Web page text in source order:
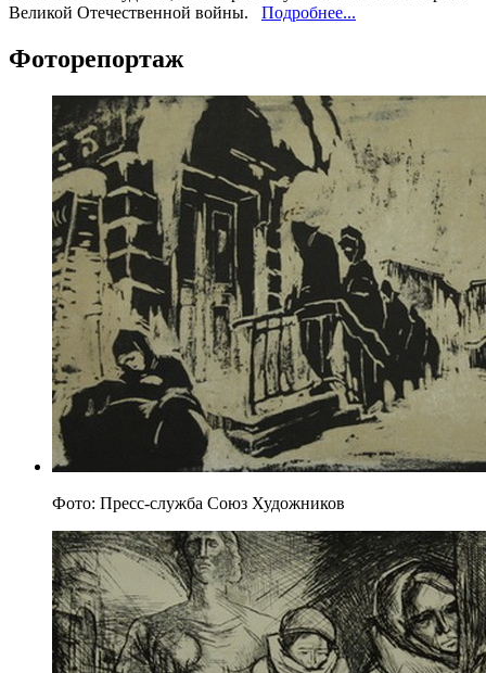
Великой Отечественной войны. Подробнее...
Фоторепортаж
Фото: Пресс-служба Союз Художников